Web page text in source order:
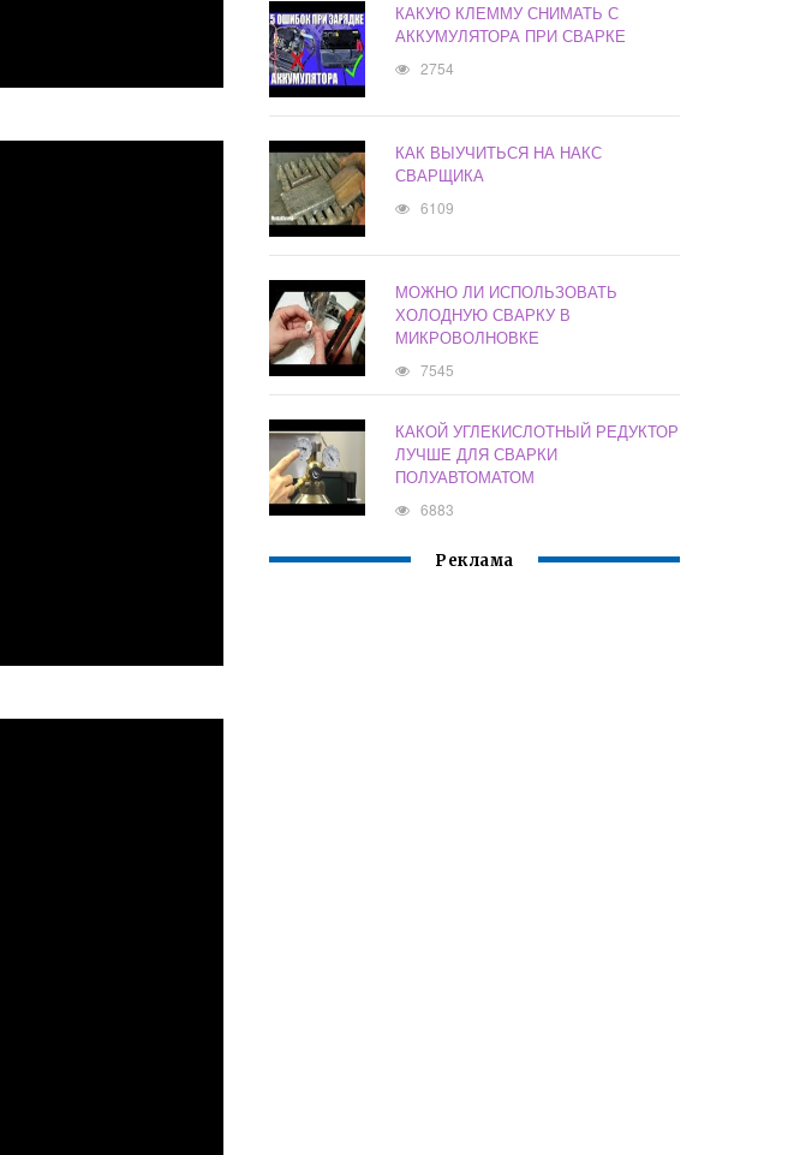
КАКУЮ КЛЕММУ СНИМАТЬ С
АККУМУЛЯТОРА ПРИ СВАРКЕ
2754
КАК ВЫУЧИТЬСЯ НА НАКС
СВАРЩИКА
6109
МОЖНО ЛИ ИСПОЛЬЗОВАТЬ
ХОЛОДНУЮ СВАРКУ В
МИКРОВОЛНОВКЕ
7545
КАКОЙ УГЛЕКИСЛОТНЫЙ РЕДУКТОР
ЛУЧШЕ ДЛЯ СВАРКИ
ПОЛУАВТОМАТОМ
6883
Реклама